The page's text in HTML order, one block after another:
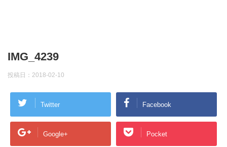
IMG_4239
投稿日： 2018-02-10
Twitter Facebook
Google+ Pocket